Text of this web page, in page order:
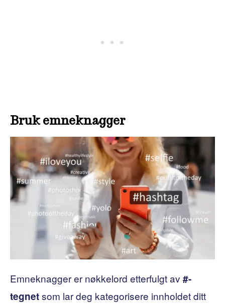
Bruk emneknagger
Emneknagger er nøkkelord etterfulgt av #-
tegnetsom lar deg kategorisere innholdet ditt